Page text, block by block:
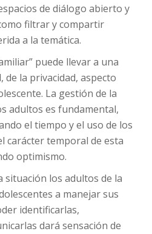
de diálogo abierto y
filtrar y compartir
a la temática.
puede llevar a una
de la privacidad, aspecto
La gestión de la
adultos es fundamental,
el tiempo y el uso de los
carácter temporal de esta
optimismo.
situación los adultos de la
a manejar sus
identificarlas,
dará sensación de